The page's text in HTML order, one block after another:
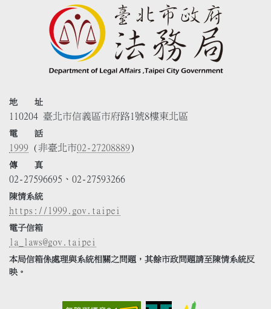
地 址
110204 臺北市信義區市府路1號8樓東北區
電 話
1999 (非臺北市02-27208889)
傳 真
02-27596695、02-27593266
陳情系統
https://1999.gov.taipei
電子信箱
la_laws@gov.taipei
本局信箱係處理與系統相關之問題，其餘市政問題請至陳情系統反
映。